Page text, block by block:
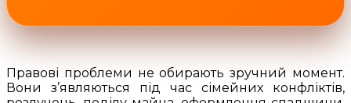
Правові проблеми не обирають зручний момент.
Вони з’являються під час сімейних конфліктів,